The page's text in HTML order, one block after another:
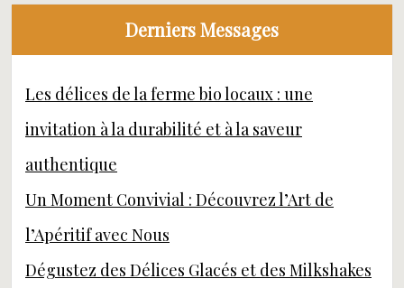
Derniers Messages
Les délices de la ferme bio locaux : une
invitation à la durabilité et à la saveur
authentique
Un Moment Convivial : Découvrez l’Art de
l’Apéritif avec Nous
Dégustez des Délices Glacés et des Milkshakes